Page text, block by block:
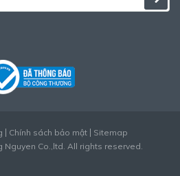
Chính sách bảo mật
Sitemap
Nguyen Co.,ltd. All rights reserved.